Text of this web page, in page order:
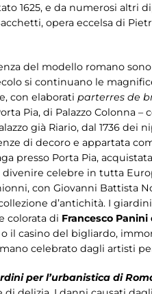
1625, e da numerosi altri
opera eccelsa di
del modello romano sono
si continuano le
con elaborati parterres de
Pia, di Palazzo Colonna
già Riario, dal 1736
di decoro e appartata
presso Porta Pia,
celebre in tutta
con Giovanni
d’antichità. I
colorata di Francesco Panini
il casino del bigliardo,
celebrato dagli artisti
per l’urbanistica di